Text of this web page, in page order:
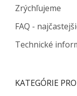
Zrýchľujeme
FAQ -
Technické
KATEGÓRIE